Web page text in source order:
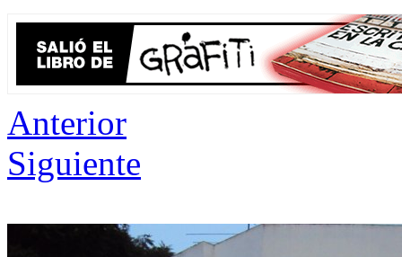
Anterior
Siguiente